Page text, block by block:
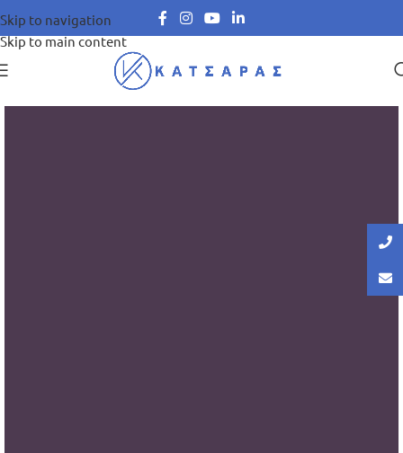
Skip to navigation
Skip to main content